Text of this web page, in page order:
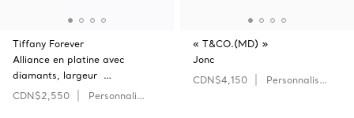
Tiffany Forever
Alliance en platine avec
diamants, largeur …
CDN$2,550
Personnaliser
« T&CO.(MD) »
Jonc
CDN$4,150
Personnaliser